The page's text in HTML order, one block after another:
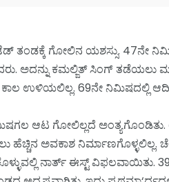
ತಂಡಕ್ಕೆ ಗೋಲಿನ ಯಶಸ್ಸು.
ಅದನ್ನು ಕಮಲ್ಜಿತ್ ಸಿಂಗ್
ಕಾಲ ಉಳಿಯಲಿಲ್ಲ. 69ನೇ
ಆಟ ಗೋಲಿಲ್ಲದೆ
ಅವಕಾಶ ನಿರ್ಮಾಣಗೊಳ್ಳಲಿಲ್ಲ.
ನಾರ್ತ್ ಈಸ್ಟ್